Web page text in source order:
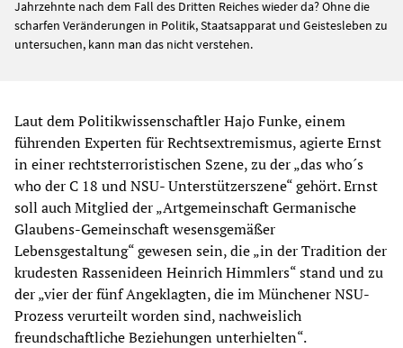
Jahrzehnte nach dem Fall des Dritten Reiches wieder da? Ohne die
scharfen Veränderungen in Politik, Staatsapparat und Geistesleben zu
untersuchen, kann man das nicht verstehen.
Laut dem Politikwissenschaftler Hajo Funke, einem
führenden Experten für Rechtsextremismus, agierte Ernst
in einer rechtsterroristischen Szene, zu der „das who´s
who der C 18 und NSU- Unterstützerszene“ gehört. Ernst
soll auch Mitglied der „Artgemeinschaft Germanische
Glaubens-Gemeinschaft wesensgemäßer
Lebensgestaltung“ gewesen sein, die „in der Tradition der
krudesten Rassenideen Heinrich Himmlers“ stand und zu
der „vier der fünf Angeklagten, die im Münchener NSU-
Prozess verurteilt worden sind, nachweislich
freundschaftliche Beziehungen unterhielten“.